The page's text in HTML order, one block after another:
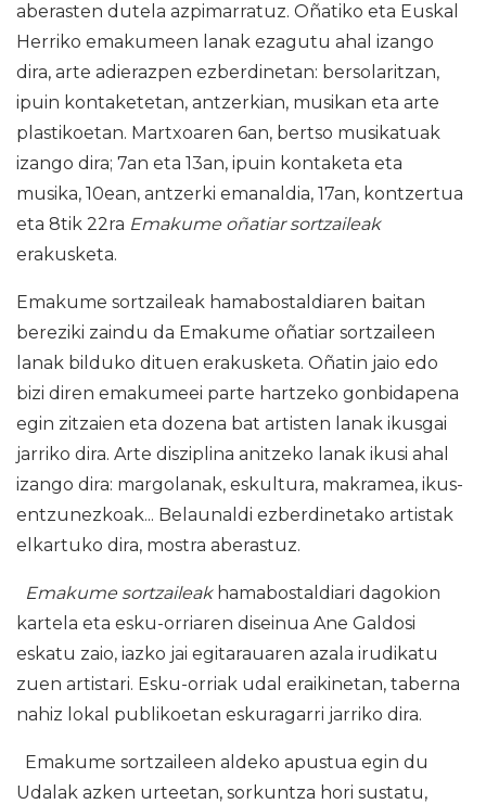
aberasten dutela azpimarratuz. Oñatiko eta Euskal
Herriko emakumeen lanak ezagutu ahal izango
dira, arte adierazpen ezberdinetan: bersolaritzan,
ipuin kontaketetan, antzerkian, musikan eta arte
plastikoetan. Martxoaren 6an, bertso musikatuak
izango dira; 7an eta 13an, ipuin kontaketa eta
musika, 10ean, antzerki emanaldia, 17an, kontzertua
eta 8tik 22ra Emakume oñatiar sortzaileak
erakusketa.
Emakume sortzaileak hamabostaldiaren baitan
bereziki zaindu da Emakume oñatiar sortzaileen
lanak bilduko dituen erakusketa. Oñatin jaio edo
bizi diren emakumeei parte hartzeko gonbidapena
egin zitzaien eta dozena bat artisten lanak ikusgai
jarriko dira. Arte disziplina anitzeko lanak ikusi ahal
izango dira: margolanak, eskultura, makramea, ikus-
entzunezkoak... Belaunaldi ezberdinetako artistak
elkartuko dira, mostra aberastuz.
Emakume sortzaileakhamabostaldiari dagokion
kartela eta esku-orriaren diseinua Ane Galdosi
eskatu zaio, iazko jai egitarauaren azala irudikatu
zuen artistari. Esku-orriak udal eraikinetan, taberna
nahiz lokal publikoetan eskuragarri jarriko dira.
Emakume sortzaileen aldeko apustua egin du
Udalak azken urteetan, sorkuntza hori sustatu,